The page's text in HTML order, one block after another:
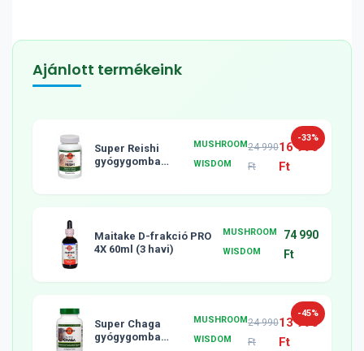
Ajánlott termékeink
-33%
Super Reishi
gyógygomba
MUSHROOM
WISDOM
24 990
Ft
16 990
Ft
Maitake D-frakció PRO
4X 60ml (3 havi)
MUSHROOM
WISDOM
74 990
Ft
-45%
Super Chaga
gyógygomba
MUSHROOM
WISDOM
24 990
Ft
13 990
Ft